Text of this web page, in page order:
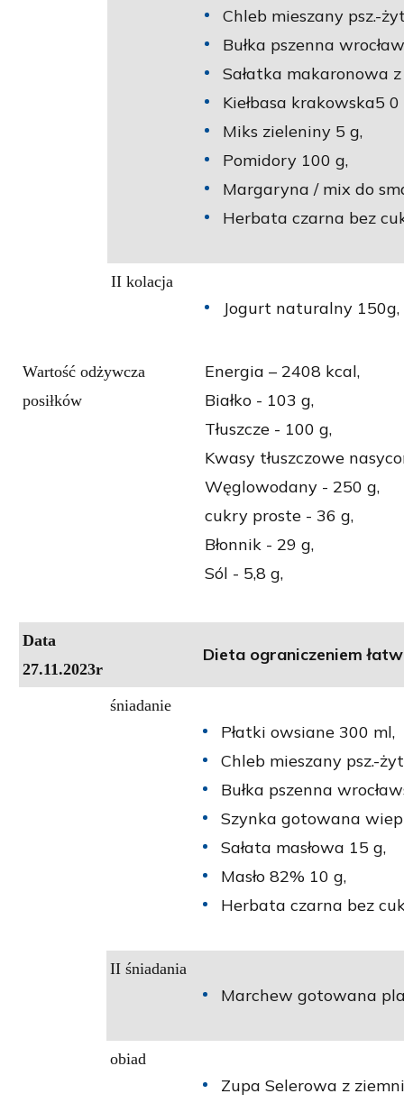
Chleb mieszany psz.-
Bułka pszenna
Sałatka makaronowa
Kiełbasa krakowska5 0
Miks zieleniny 5 g,
Pomidory 100 g,
Margaryna / mix do
Herbata czarna bez
II kolacja
Jogurt naturalny 150g,
Wartość odżywcza
posiłków
Energia – 2408 kcal,
Białko - 103 g,
Tłuszcze - 100 g,
Kwasy tłuszczowe
Węglowodany - 250 g,
cukry proste - 36 g,
Błonnik - 29 g,
Sól - 5,8 g,
Data
27.11.2023r
Dieta ograniczeniem
śniadanie
Płatki owsiane 300 ml,
Chleb mieszany psz.-
Bułka pszenna
Szynka gotowana
Sałata masłowa 15 g,
Masło 82% 10 g,
Herbata czarna bez
II śniadania
Marchew gotowana
obiad
Zupa Selerowa z